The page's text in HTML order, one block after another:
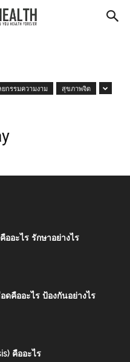
กรรมความงาม สุขภาพจิต
ออะไร รักษาอย่างไร
ดคืออะไร ป้องกันอย่างไร
คืออะไร